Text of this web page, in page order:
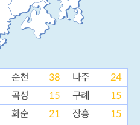
순천 38 나주
24
곡성 15 구례
15
화순 21 장흥
15